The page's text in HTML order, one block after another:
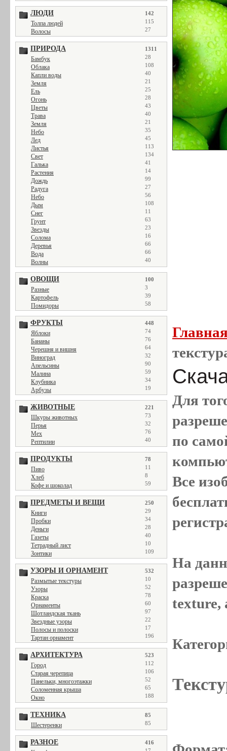
ЛЮДИ 142
Толпа людей 115
Волосы 27
ПРИРОДА 1311
Бамбук 28
Облака 108
Капли воды 40
Земля 21
Ель 25
Огонь 28
Цветы 43
Трава 40
Земля 21
Небо 35
Лед 45
Листья 113
Свет 134
Галька 41
Растения 14
Дождь 99
Радуга 27
Небо 56
Дым 108
Снег 11
Грунт 63
Звезды 23
Солома 16
Деревья 66
Вода 66
Волны 40
ОВОЩИ 100
Разные 3
Картофель 39
Помидоры 58
ФРУКТЫ 448
Яблоки 74
Бананы 76
Черешня и вишня 64
Виноград 32
Апельсины 90
Малина 59
Клубника 34
Арбузы 19
ЖИВОТНЫЕ 221
Шкуры животных 73
Перья 32
Мех 76
Рептилии 40
ПРОДУКТЫ 78
Пиво 11
Хлеб 8
Кофе и шоколад 59
ПРЕДМЕТЫ И ВЕЩИ 250
Книги 29
Пробки 34
Деньги 28
Газеты 40
Тетрадный лист 10
Зонтики 109
УЗОРЫ И ОРНАМЕНТ 532
Размытые текстуры 10
Узоры 52
Краска 78
Орнаменты 60
Шотландская ткань 97
Звездные узоры 22
Полосы и полоски 17
Тартан орнамент 196
АРХИТЕКТУРА 523
Город 112
Старая черепица 106
Панельки, многоэтажки 52
Соломенная крыша 65
Окно 188
ТЕХНИКА 85
Шестеренки 85
РАЗНОЕ 416
Для
по
Все
На
texture,